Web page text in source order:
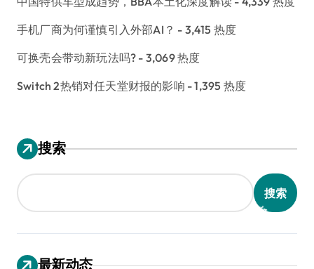
手机厂商为何谨慎引入外部AI？ - 3,415 热度
可换壳会带动新玩法吗? - 3,069 热度
Switch 2热销对任天堂财报的影响 - 1,395 热度
搜索
搜索
最新动态